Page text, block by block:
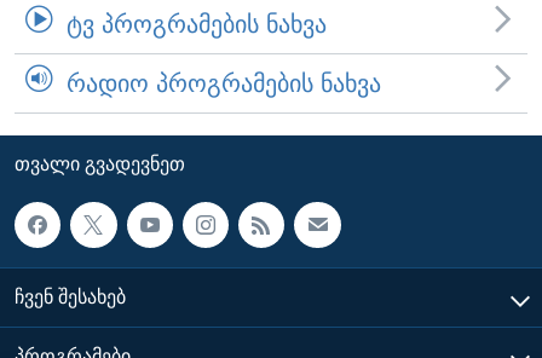
ᲢᲕ ᲞᲠᲝᲒᲠᲐᲛᲔᲑᲘᲡ ᲜᲐᲮᲕᲐ
ᲠᲐᲓᲘᲝ ᲞᲠᲝᲒᲠᲐᲛᲔᲑᲘᲡ ᲜᲐᲮᲕᲐ
ᲗᲕᲐᲚᲘ ᲒᲕᲐᲓᲔᲕᲜᲔᲗ
ᲩᲕᲔᲜ ᲨᲔᲡᲐᲮᲔᲑ